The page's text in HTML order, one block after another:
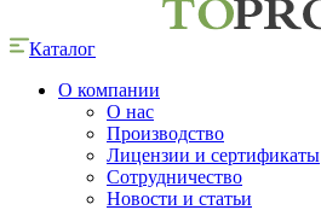
Каталог
О компании
О нас
Производство
Лицензии и сертификаты
Сотрудничество
Новости и статьи